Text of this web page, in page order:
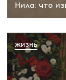
Нила: что
ЖИЗНЬ